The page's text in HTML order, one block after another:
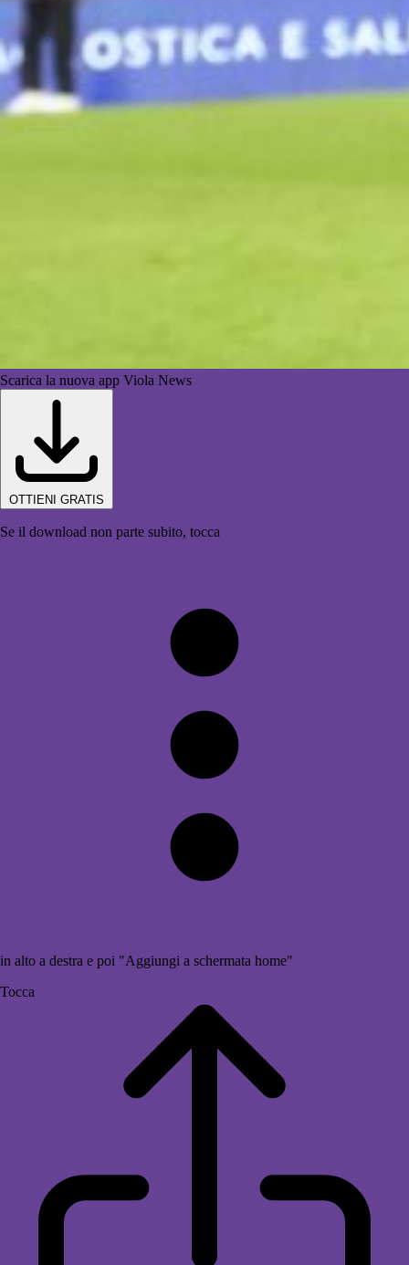
Scarica la nuova app Viola News
OTTIENI GRATIS
Se il download non parte subito, tocca
in alto a destra e poi "Aggiungi a schermata home"
Tocca